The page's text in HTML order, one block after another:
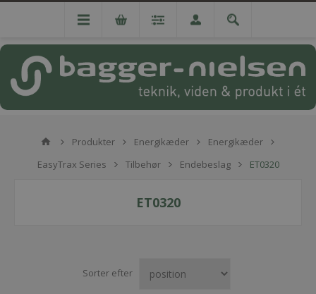
Produkter Energikæder
Energikæder
EasyTrax Series
Tilbehør Endebeslag ET0320
ET0320
Sorter efter